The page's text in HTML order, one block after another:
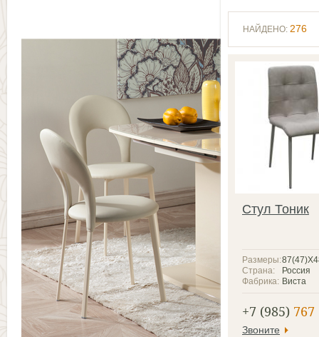
НАЙДЕНО: 276
Стул Тоник
Размеры:
Россия
Страна:
Виста
Фабрика:
+7 (985) 767
Звоните